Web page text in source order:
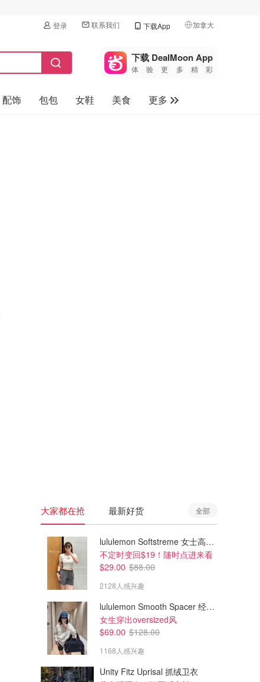
登录 联系我们 下载App 加拿大
🇺🇸
美国
🇨🇳中国
🇨🇦加拿大
下载 DealMoon App
体验更多精彩
配饰 包包 女鞋 美食
更多
大家都在抢 最新好货 全部
lululemon Softstreme 女士高腰短裤 10cm
不定时变回$19！随时点进来看
$29.00 $88.00
2128人感兴趣
lululemon Smooth Spacer 经典卫衣
女生穿出oversized风
$69.00 $128.00
1168人感兴趣
Unity Fitz Uprisal 抓绒卫衣